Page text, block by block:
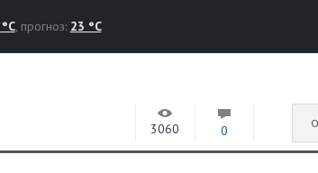
, прогноз: 23 °C
3060 0